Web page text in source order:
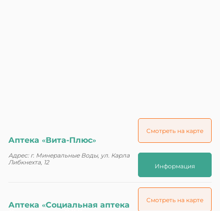
Аптека «Вита-Плюс»
Адрес: г. Минеральные Воды, ул. Карла
Либкнехта, 12
Смотреть на карте
Информация
Аптека «Социальная аптека
Смотреть на карте